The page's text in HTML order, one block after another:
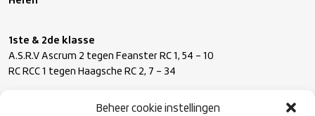
Beheer cookie instellingen
1 ste & 2de klasse
A.S.R.V Ascrum 2 tegen Feanster RC 1, 54 – 10
RC RCC 1 tegen Haagsche RC 2, 7 – 34